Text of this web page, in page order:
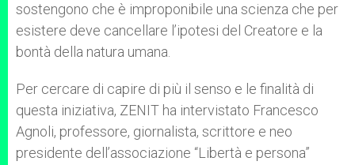
sostengono che è improponibile una scienza che per
esistere deve cancellare l’ipotesi del Creatore e la
bontà della natura umana.
Per cercare di capire di più il senso e le finalità di
questa iniziativa, ZENIT ha intervistato Francesco
Agnoli, professore, giornalista, scrittore e neo
presidente dell’associazione “Libertà e persona”